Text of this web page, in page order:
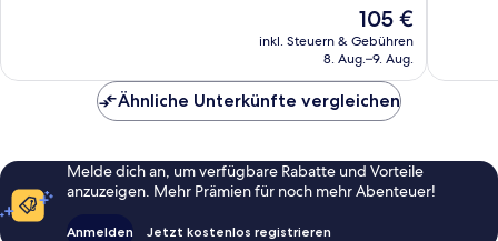
Der
Preis
beträgt
105 €
inkl. Steuern & Gebühren
8. Aug.–9. Aug.
Ähnliche Unterkünfte vergleichen
Melde dich an, um verfügbare Rabatte und Vorteile
anzuzeigen. Mehr Prämien für noch mehr Abenteuer!
Anmelden Jetzt kostenlos registrieren